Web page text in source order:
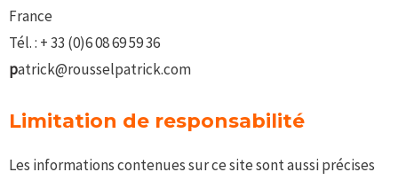
France
Tél. : + 33 (0)6 08 69 59 36
patrick@rousselpatrick.com
Limitation de responsabilité
Les informations contenues sur ce site sont aussi précises